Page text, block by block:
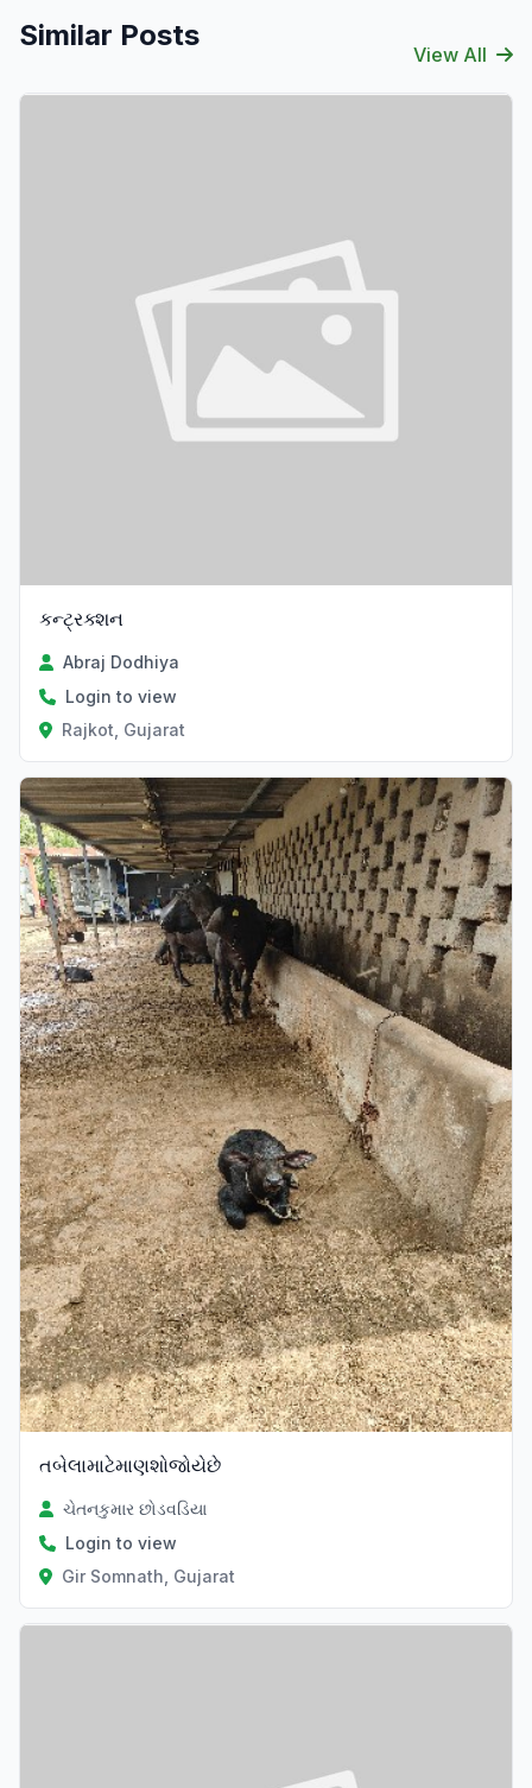
Similar Posts
View All
કન્ટ્રક્શન
Abraj Dodhiya
Login to view
Rajkot, Gujarat
તબેલામાટેમાણશોજોયેછે
ચેતનકુમાર છોડવડિયા
Login to view
Gir Somnath, Gujarat